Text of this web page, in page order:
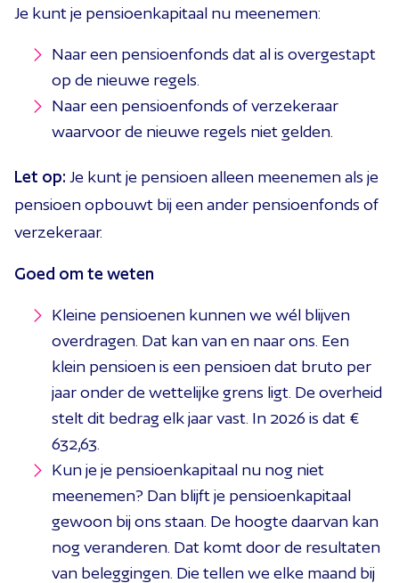
Je kunt je pensioenkapitaal nu meenemen:
Naar een pensioenfonds dat al is overgestapt
op de nieuwe regels.
Naar een pensioenfonds of verzekeraar
waarvoor de nieuwe regels niet gelden.
Let op: Je kunt je pensioen alleen meenemen als je
pensioen opbouwt bij een ander pensioenfonds of
verzekeraar.
Goed om te weten
Kleine pensioenen kunnen we wél blijven
overdragen. Dat kan van en naar ons. Een
klein pensioen is een pensioen dat bruto per
jaar onder de wettelijke grens ligt. De overheid
stelt dit bedrag elk jaar vast. In 2026 is dat €
632,63.
Kun je je pensioenkapitaal nu nog niet
meenemen? Dan blijft je pensioenkapitaal
gewoon bij ons staan. De hoogte daarvan kan
nog veranderen. Dat komt door de resultaten
van beleggingen. Die tellen we elke maand bij